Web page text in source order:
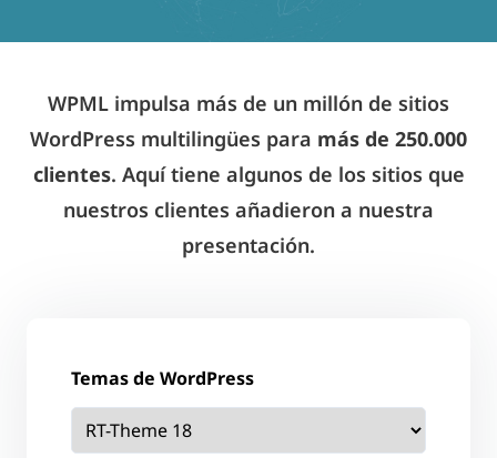
WPML impulsa más de un millón de sitios
WordPress multilingües para más de 250.000
clientes. Aquí tiene algunos de los sitios que
nuestros clientes añadieron a nuestra
presentación.
Temas de WordPress